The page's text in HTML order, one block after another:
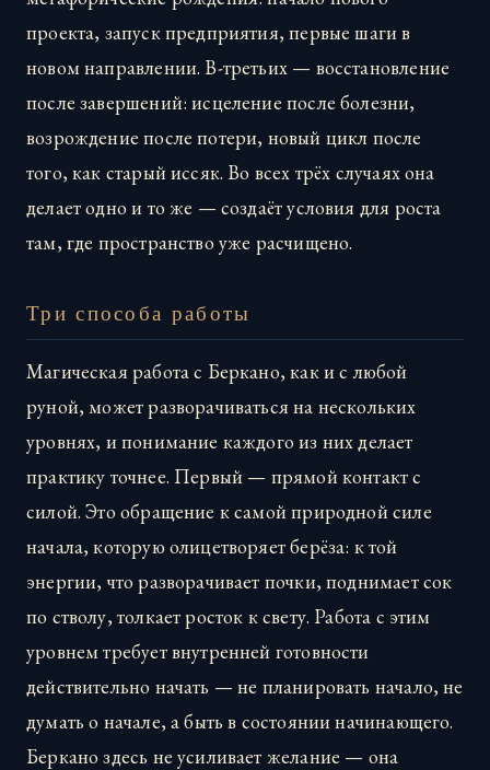
проекта, запуск предприятия, первые шаги в
новом направлении. В-третьих — восстановление
после завершений: исцеление после болезни,
возрождение после потери, новый цикл после
того, как старый иссяк. Во всех трёх случаях она
делает одно и то же — создаёт условия для роста
там, где пространство уже расчищено.
Три способа работы
Магическая работа с Беркано, как и с любой
руной, может разворачиваться на нескольких
уровнях, и понимание каждого из них делает
практику точнее. Первый — прямой контакт с
силой. Это обращение к самой природной силе
начала, которую олицетворяет берёза: к той
энергии, что разворачивает почки, поднимает сок
по стволу, толкает росток к свету. Работа с этим
уровнем требует внутренней готовности
действительно начать — не планировать начало, не
думать о начале, а быть в состоянии начинающего.
Беркано здесь не усиливает желание — она